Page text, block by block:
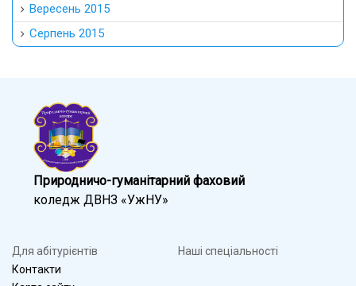
Вересень 2015
Серпень 2015
Природничо-гуманітарний фаховий
коледж ДВНЗ «УжНУ»
Для абітурієнтів
Контакти
Наші спеціальності